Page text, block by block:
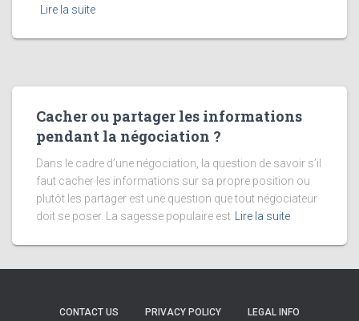
Lire la suite
Cacher ou partager les informations
pendant la négociation ?
Dans le cadre d’une négociation, la question de savoir s’il
faut cacher les informations sur sa propre position ou
plutôt les partager est une question que tout négociateur
doit se poser. La sagesse populaire est Lire la suite
CONTACT US PRIVACY POLICY LEGAL INFO